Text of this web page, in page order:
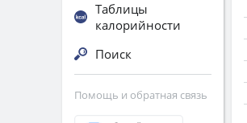
Таблицы
калорийности
Поиск
Помощь и обратная связь